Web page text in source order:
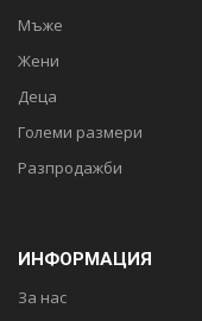
Мъже
Жени
Деца
Големи размери
Разпродажби
ИНФОРМАЦИЯ
За нас